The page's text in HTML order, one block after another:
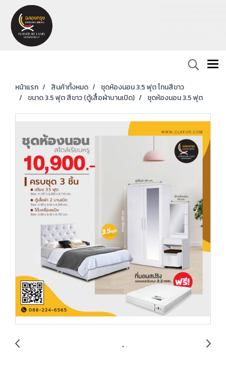
หน้าแรก สินค้าทั้งหมด
ชุดห้องนอน 3.5 ฟุต โทนสีขาว
ขนาด 3.5 ฟุต สีขาว (ตู้เสื้อผ้าบานเปิด)
ชุดห้องนอน 3.5 ฟุต